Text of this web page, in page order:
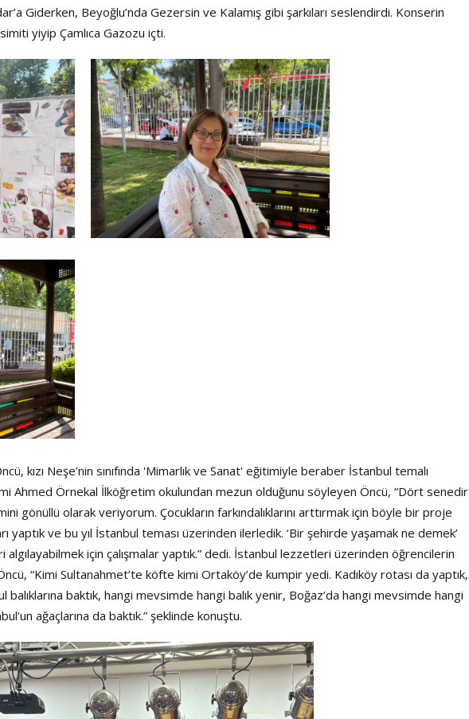
Giderken, Beyoğlu’nda Gezersin ve Kalamış gibi şarkıları seslendirdi. Konserin
yiyip Çamlıca Gazozu içti.
kızı Neşe’nin sınıfında 'Mimarlık ve Sanat' eğitimiyle beraber İstanbul temalı
Ahmed Örnekal İlköğretim okulundan mezun olduğunu söyleyen Öncü, “Dört senedir
gönüllü olarak veriyorum. Çocukların farkındalıklarını arttırmak için böyle bir proje
yaptık ve bu yıl İstanbul teması üzerinden ilerledik. ‘Bir şehirde yaşamak ne demek’
algılayabilmek için çalışmalar yaptık.” dedi. İstanbul lezzetleri üzerinden öğrencilerin
“Kimi Sultanahmet’te köfte kimi Ortaköy’de kumpir yedi. Kadıköy rotası da yaptık,
balıklarına baktık, hangi mevsimde hangi balık yenir, Boğaz’da hangi mevsimde hangi
ağaçlarına da baktık.” şeklinde konuştu.